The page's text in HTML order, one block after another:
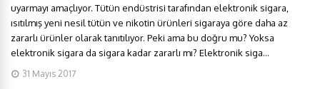
uyarmayı amaçlıyor. Tütün endüstrisi tarafından elektronik sigara,
ısıtılmış yeni nesil tütün ve nikotin ürünleri sigaraya göre daha az
zararlı ürünler olarak tanıtılıyor. Peki ama bu doğru mu? Yoksa
elektronik sigara da sigara kadar zararlı mı? Elektronik siga...
31 Mayıs 2017